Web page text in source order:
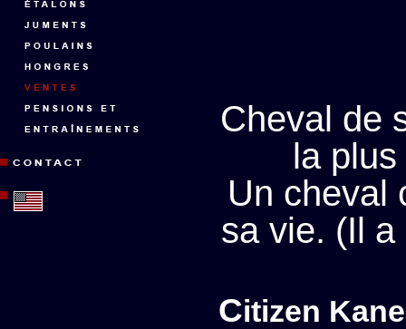
Cheval de
la
Un cheval
sa vie. (Il
Citizen Kane